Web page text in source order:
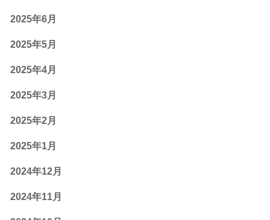
2025年6月
2025年5月
2025年4月
2025年3月
2025年2月
2025年1月
2024年12月
2024年11月